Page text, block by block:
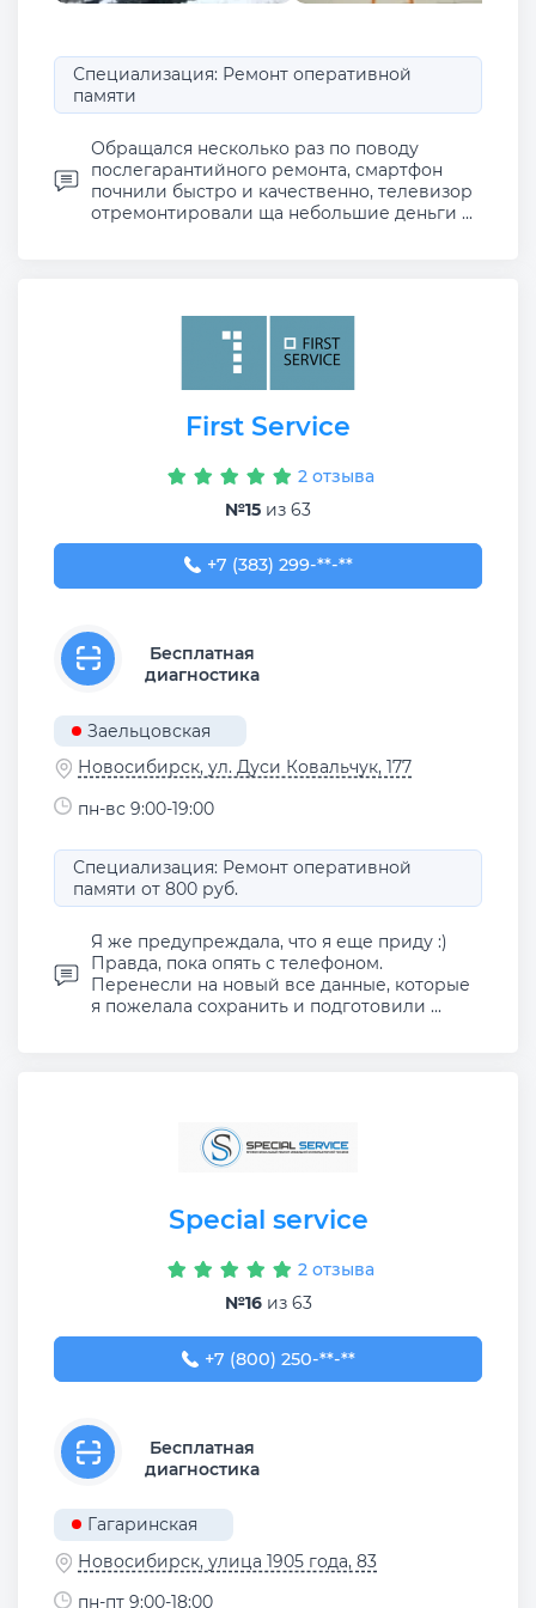
Специализация: Ремонт оперативной
памяти
Обращался несколько раз по поводу
послегарантийного ремонта, смартфон
почнили быстро и качественно, телевизор
отремонтировали ща небольшие деньги ...
First Service
2 отзыва
№15 из 63
+7 (383) 299-13-99
+7 (383) 299-**-**
Бесплатная
диагностика
Заельцовская
Новосибирск, ул. Дуси Ковальчук, 177
пн-вс 9:00-19:00
Специализация: Ремонт оперативной
памяти от 800 руб.
Я же предупреждала, что я еще приду :)
Правда, пока опять с телефоном.
Перенесли на новый все данные, которые
я пожелала сохранить и подготовили ...
Special service
2 отзыва
№16из 63
+7 (800) 250-54-44
+7 (800) 250-**-**
Бесплатная
диагностика
Гагаринская
Новосибирск, улица 1905 года, 83
пн-пт 9:00-18:00